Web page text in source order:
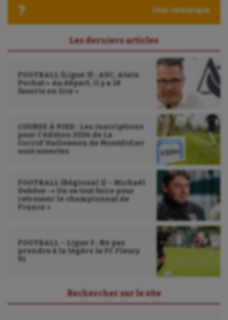
Une remarque
Les derniers articles
FOOTBALL (Ligue 3) : ASC, Alain
Pochat « Au départ, il y a 18
favoris en lice »
COURSE À PIED : Les inscriptions
pour l’édition 2026 de La
Corrid’Halloween de Montdidier
sont ouvertes
FOOTBALL (Régional 1) – Michaël
Debève : « On va tout faire pour
retrouver le championnat de
France »
FOOTBALL – Ligue 3 : Ne pas
prendre à la légère le FC Fleury
91
Rechercher sur le site